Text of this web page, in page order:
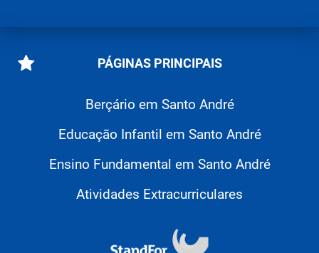
PÁGINAS PRINCIPAIS
Berçário em Santo André
Educação Infantil em Santo André
Ensino Fundamental em Santo André
Atividades Extracurriculares